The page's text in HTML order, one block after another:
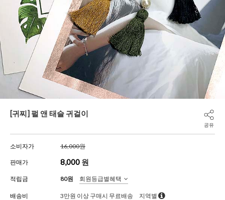
[귀찌] 펄 앤 태슬 귀걸이
공유
소비자가 16,000원
판매가 8,000 원
적립금 80원 회원등급별혜택
배송비 3만원 이상 구매시 무료배송 지역별